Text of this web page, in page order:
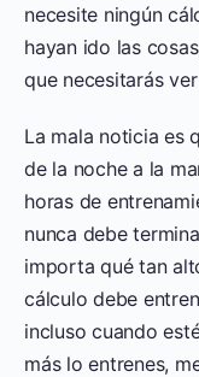
necesite ningún
hayan ido las
que necesitarás
La mala noticia es
de la noche a la
horas de
nunca debe
importa qué tan
cálculo debe
incluso cuando
más lo entrenes,